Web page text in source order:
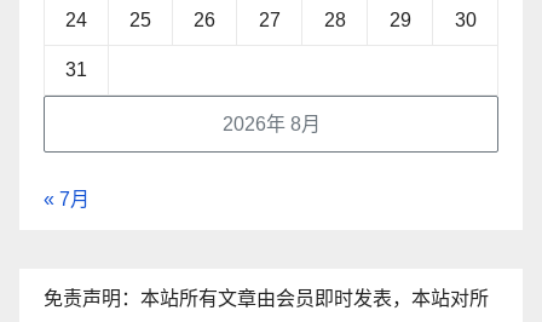
2026年 8月
24 25 26 27 28 29 30
31
« 7月
免责声明：本站所有文章由会员即时发表，本站对所